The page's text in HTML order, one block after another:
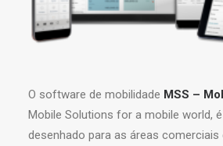
O software de mobilidade MSS –
Mobile Solutions for a mobile world,
desenhado para as áreas comerciais